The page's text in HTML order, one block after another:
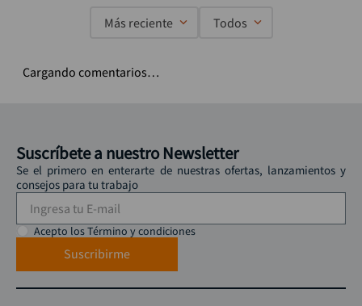
Más reciente Todos
Cargando comentarios…
Suscríbete a nuestro Newsletter
Se el primero en enterarte de nuestras ofertas, lanzamientos y
consejos para tu trabajo
Acepto los Término y condiciones
Suscribirme